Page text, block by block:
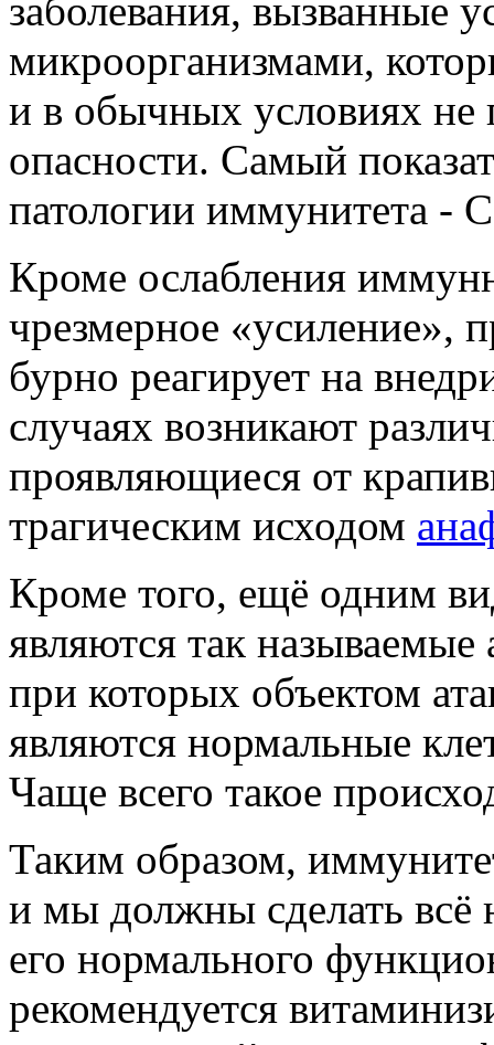
заболевания, вызванные
микроорганизмами,
и в обычных условиях не
опасности. Самый
патологии иммунитета -
Кроме ослабления
чрезмерное «усиление»,
бурно реагирует на
случаях возникают
проявляющиеся от
трагическим исходом
Кроме того, ещё одним
являются так
при которых объектом
являются нормальные
Чаще всего такое
Таким образом,
и мы должны сделать всё
его нормального
рекомендуется